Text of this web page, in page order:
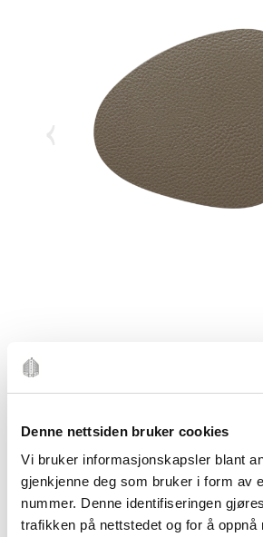
Denne nettsiden bruker cookies
Vi bruker informasjonskapsler blant
gjenkjenne deg som bruker i form av
nummer. Denne identifiseringen
trafikken på nettstedet og for å oppnå